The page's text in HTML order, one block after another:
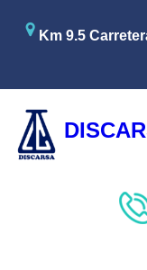
Km 9.5